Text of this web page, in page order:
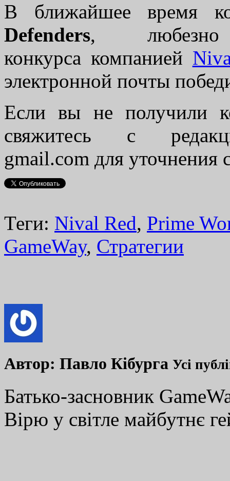
В ближайшее время
Defenders, любезно
конкурса компанией
электронной почты
Если вы не получили
свяжитесь с
gmail.com для уточнения
Теги: Nival Red, Prime
GameWay, Стратегии
Автор: Павло Кібурга Усі
Батько-засновник
Вірю у світле майбутнє